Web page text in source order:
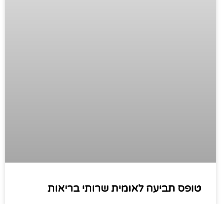
טופס תביעה לאומית שרותי בריאות